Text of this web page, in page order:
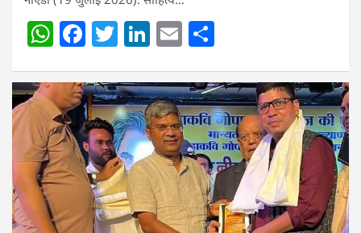
W
at
s
A
p
p
F
c
e
b
o
o
k
T
itt
er
Li
k
e
dI
n
E
ai
l
ar
e